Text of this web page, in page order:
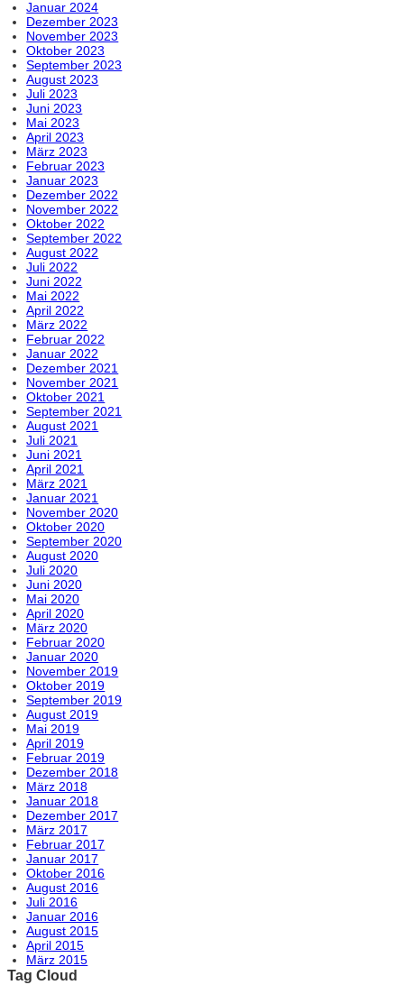
Januar 2024
Dezember 2023
November 2023
Oktober 2023
September 2023
August 2023
Juli 2023
Juni 2023
Mai 2023
April 2023
März 2023
Februar 2023
Januar 2023
Dezember 2022
November 2022
Oktober 2022
September 2022
August 2022
Juli 2022
Juni 2022
Mai 2022
April 2022
März 2022
Februar 2022
Januar 2022
Dezember 2021
November 2021
Oktober 2021
September 2021
August 2021
Juli 2021
Juni 2021
April 2021
März 2021
Januar 2021
November 2020
Oktober 2020
September 2020
August 2020
Juli 2020
Juni 2020
Mai 2020
April 2020
März 2020
Februar 2020
Januar 2020
November 2019
Oktober 2019
September 2019
August 2019
Mai 2019
April 2019
Februar 2019
Dezember 2018
März 2018
Januar 2018
Dezember 2017
März 2017
Februar 2017
Januar 2017
Oktober 2016
August 2016
Juli 2016
Januar 2016
August 2015
April 2015
März 2015
Tag Cloud